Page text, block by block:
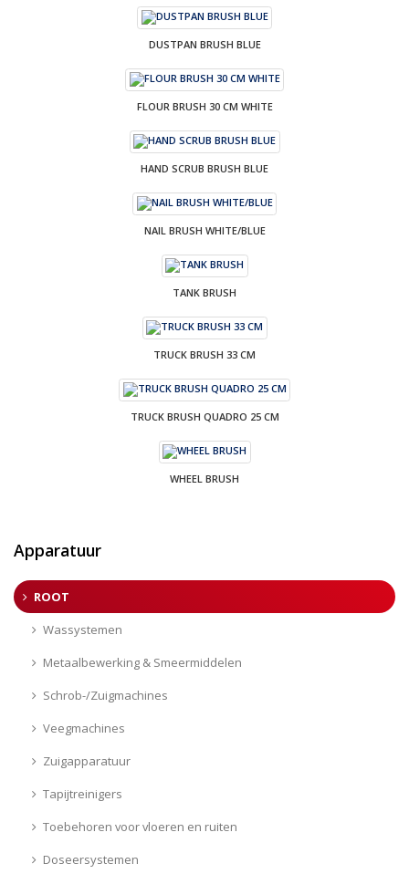
DUSTPAN BRUSH BLUE
FLOUR BRUSH 30 CM WHITE
HAND SCRUB BRUSH BLUE
NAIL BRUSH WHITE/BLUE
TANK BRUSH
TRUCK BRUSH 33 CM
TRUCK BRUSH QUADRO 25 CM
WHEEL BRUSH
Apparatuur
ROOT
Wassystemen
Metaalbewerking & Smeermiddelen
Schrob-/Zuigmachines
Veegmachines
Zuigapparatuur
Tapijtreinigers
Toebehoren voor vloeren en ruiten
Doseersystemen